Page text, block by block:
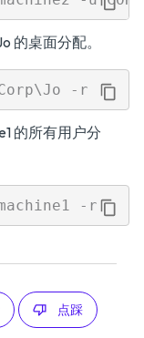
的桌面分配。
的所有用户分
点踩